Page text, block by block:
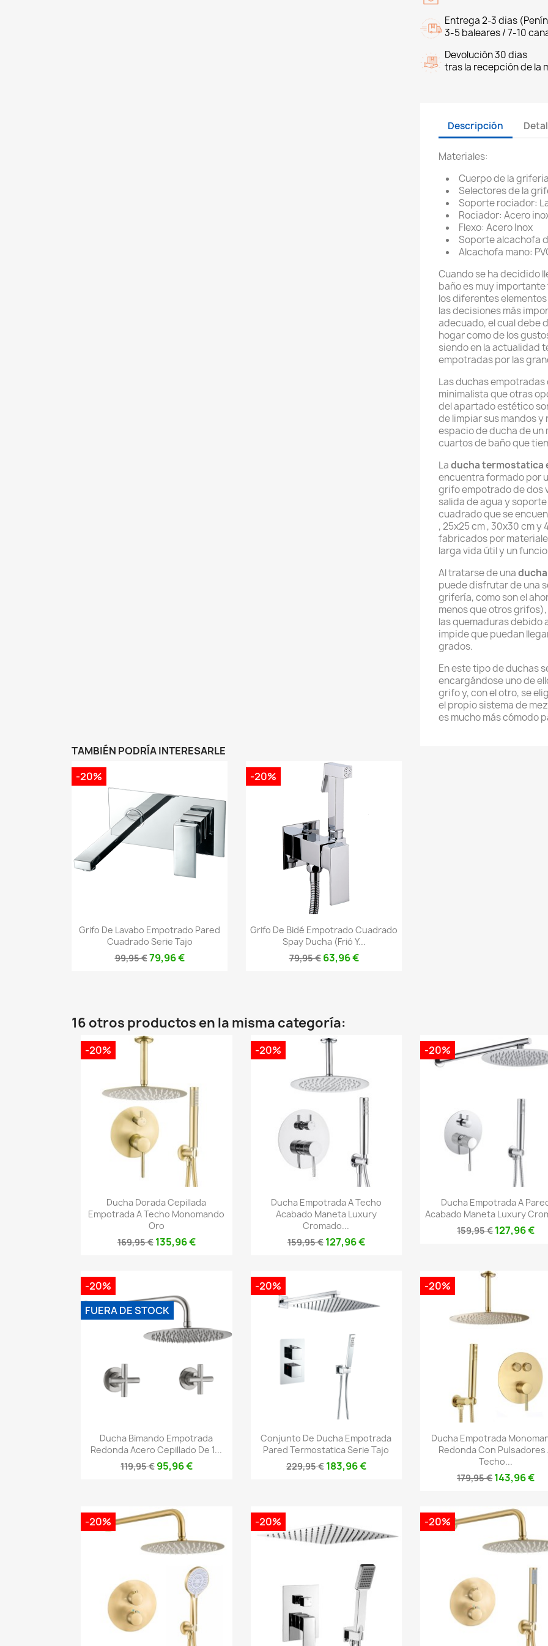
Entrega 2-3 dias
3-5 baleares / 7-10
Devolución 30 dias
tras la recepción de la
Descripción
Materiales:
Cuerpo de la
Selectores de la
Soporte rociador:
Rociador: Acero
Flexo: Acero Inox
Soporte alcachofa
Alcachofa mano:
Cuando se ha decidido
baño es muy
los diferentes
las decisiones más
adecuado, el cual debe
hogar como de los
siendo en la actualidad
empotradas por las
Las duchas
minimalista que otras
del apartado estético
de limpiar sus mandos
espacio de ducha de un
cuartos de baño que
Laducha termostatica
encuentra formado por
grifo empotrado de dos
salida de agua y
cuadrado que se
, 25x25 cm , 30x30 cm
fabricados por
larga vida útil y un
Al tratarse de una
puede disfrutar de una
grifería, como son el
menos que otros
las quemaduras debido
impide que puedan
grados.
En este tipo de duchas
encargándose uno de
grifo y, con el otro, se
el propio sistema de
es mucho más cómodo
TAMBIÉN PODRÍA INTERESARLE
Vista rápida
Grifo De Lavabo Empotrado Pared
Cuadrado Serie Tajo
99,95 €79,96 €
-20%
Vista rápida
Grifo De Bidé Empotrado Cuadrado
Spay Ducha (frió Y...
79,95 € 63,96 €
-20%
16 otros productos en la misma categoría:
Vista rápida
Ducha Dorada Cepillada
Empotrada A Techo Monomando
Oro
169,95 € 135,96 €
-20%
Vista rápida
Ducha Empotrada A Techo
Acabado Maneta Luxury
Cromado...
159,95 € 127,96 €
-20%
Vista rápida
Ducha Empotrada A
Acabado Maneta Luxury
159,95 €127,96 €
-20%
Vista rápida
Ducha Bimando Empotrada
Redonda Acero Cepillado De 1...
119,95 € 95,96 €
-20%
FUERA DE STOCK
Vista rápida
Conjunto De Ducha Empotrada
Pared Termostatica Serie Tajo
229,95 € 183,96 €
-20%
Vista rápida
Ducha Empotrada
Redonda Con Pulsadores
Techo...
179,95 €143,96 €
-20%
-20% -20% -20%